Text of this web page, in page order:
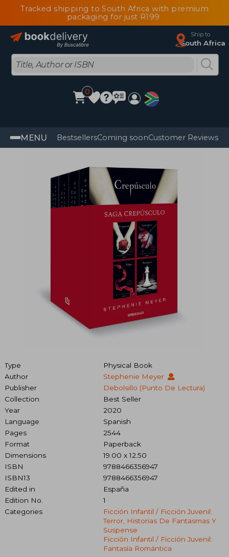
Tracked shipping to South Africa with premium
packaging for just R199
Ship to
South Africa
0
MENU BestsellersComing soonCustomer Reviews
Type
Physical Book
Author
Stephenie Meyer
Publisher
Debolsillo (Punto De Lectura)
Collection
Best Seller
Year
2020
Language
Spanish
Pages
2544
Format
Paperback
Dimensions
19.00 x 12.50
ISBN
9788466356947
ISBN13
9788466356947
Edited in
España
Edition No.
1
Categories
Ficción Infantil / Ficción Juvenil:
Terror, Historias De Fantasmas Y
Suspense
Ficción Infantil / Ficción Juvenil:
Fantasía Romántica